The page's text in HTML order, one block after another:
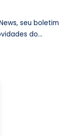
seu boletim
do...